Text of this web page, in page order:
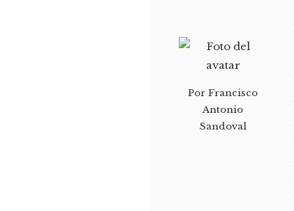
PorFrancisco
Antonio
Sandoval